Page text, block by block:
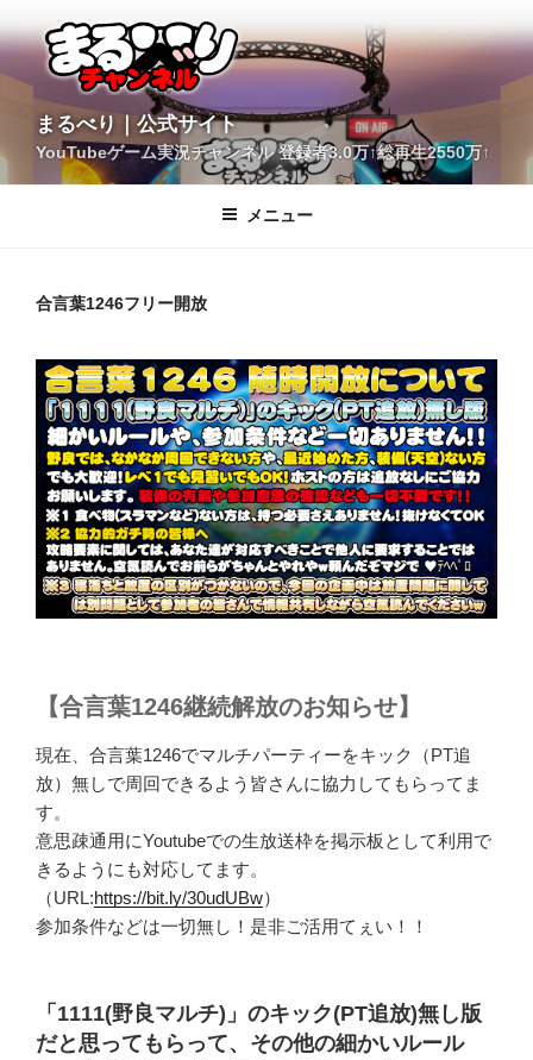
ン
テ
へ
ス
まるべり｜公式サイト
YouTubeゲーム実況チャンネル 登録者3.0万↑総再生2550万↑
メニュー
合言葉1246フリー開放
【合言葉1246継続解放のお知らせ】
現在、合言葉1246でマルチパーティーをキック（PT追
放）無しで周回できるよう皆さんに協力してもらってま
す。
意思疎通用にYoutubeでの生放送枠を掲示板として利用で
きるようにも対応してます。
（URL:https://bit.ly/30udUBw）
参加条件などは一切無し！是非ご活用てぇい！！
「1111(野良マルチ)」のキック(PT追放)無し版
だと思ってもらって、その他の細かいルール